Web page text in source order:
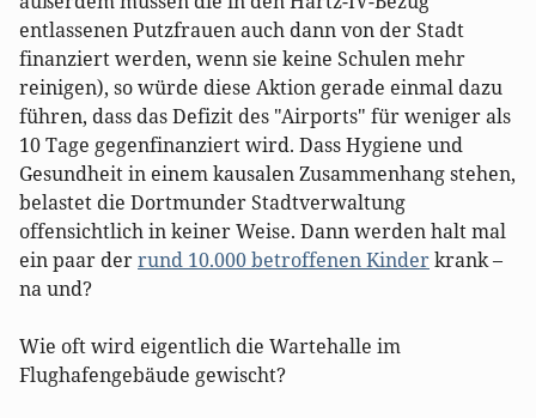
entlassenen Putzfrauen auch dann von der Stadt
finanziert werden, wenn sie keine Schulen mehr
reinigen), so würde diese Aktion gerade einmal dazu
führen, dass das Defizit des "Airports" für weniger als
10 Tage gegenfinanziert wird. Dass Hygiene und
Gesundheit in einem kausalen Zusammenhang stehen,
belastet die Dortmunder Stadtverwaltung
offensichtlich in keiner Weise. Dann werden halt mal
ein paar derrund 10.000 betroffenen Kinderkrank –
na und?
Wie oft wird eigentlich die Wartehalle im
Flughafengebäude gewischt?